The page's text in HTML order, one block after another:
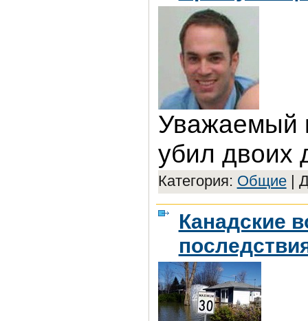
Уважаемый
убил двоих
Категория: Общие|
Канадские